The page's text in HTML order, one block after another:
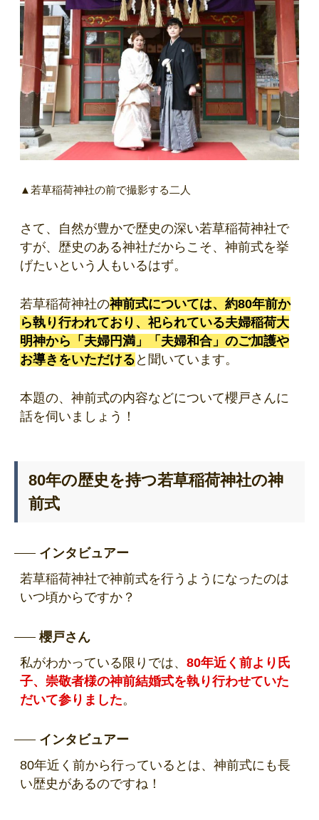
▲若草稲荷神社の前で撮影する二人
さて、自然が豊かで歴史の深い若草稲荷神社で
すが、歴史のある神社だからこそ、神前式を挙
げたいという人もいるはず。
若草稲荷神社の神前式については、約80年前か
ら執り行われており、祀られている夫婦稲荷大
明神から「夫婦円満」「夫婦和合」のご加護や
お導きをいただける と聞いています。
本題の、神前式の内容などについて櫻戸さんに
話を伺いましょう！
80年の歴史を持つ若草稲荷神社の神
前式
インタビュアー
若草稲荷神社で神前式を行うようになったのは
いつ頃からですか？
櫻戸さん
私がわかっている限りでは、 80年近く前より氏
子、崇敬者様の神前結婚式を執り行わせていた
だいて参りました。
インタビュアー
80年近く前から行っているとは、神前式にも長
い歴史があるのですね！